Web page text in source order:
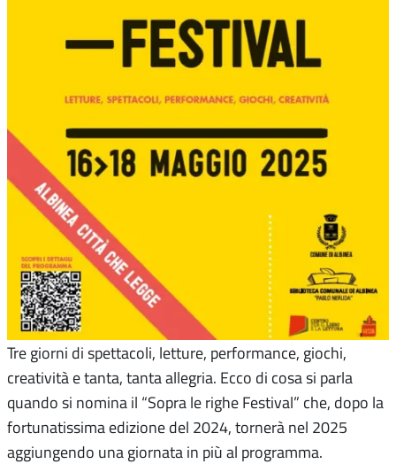
Tre giorni di spettacoli, letture, performance, giochi,
creatività e tanta, tanta allegria. Ecco di cosa si parla
quando si nomina il “Sopra le righe Festival” che, dopo la
fortunatissima edizione del 2024, tornerà nel 2025
aggiungendo una giornata in più al programma.